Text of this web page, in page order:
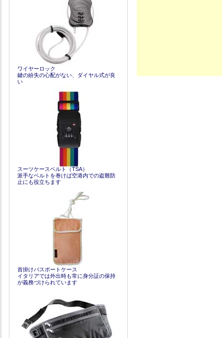
ワイヤーロック
鍵の紛失の心配がない、ダイヤル式が良
い
スーツケースベルト（TSA）
派手なベルトを巻けば空港内での盗難防
止にも役立ちます
首掛けパスポートケース
イタリアでは外出時も常に身分証の保持
が義務づけられています